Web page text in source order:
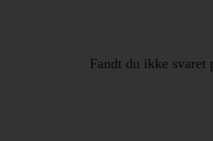
Fandt du ikke svaret